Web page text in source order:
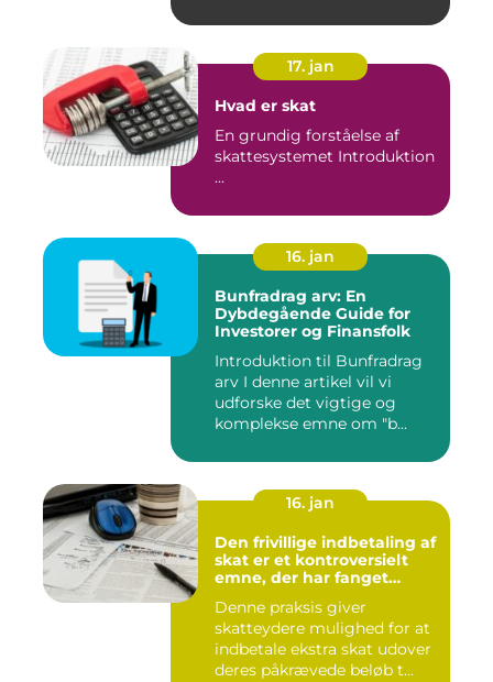
17. jan
Hvad er skat
En grundig forståelse af
skattesystemet Introduktion
...
16. jan
Bunfradrag arv: En
Dybdegående Guide for
Investorer og Finansfolk
Introduktion til Bunfradrag
arv I denne artikel vil vi
udforske det vigtige og
komplekse emne om "b...
16. jan
Den frivillige indbetaling af
skat er et kontroversielt
emne, der har fanget
individer
Denne praksis giver
skatteydere mulighed for at
indbetale ekstra skat udover
deres påkrævede beløb t...